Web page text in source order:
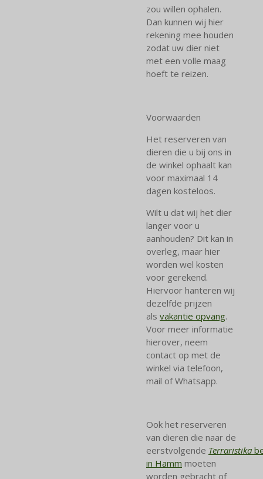
zou willen ophalen.
Dan kunnen wij hier
rekening mee houden
zodat uw dier niet
met een volle maag
hoeft te reizen.
Voorwaarden
Het reserveren van
dieren die u bij ons in
de winkel ophaalt kan
voor maximaal 14
dagen kosteloos.
Wilt u dat wij het dier
langer voor u
aanhouden? Dit kan in
overleg, maar hier
worden wel kosten
voor gerekend.
Hiervoor hanteren wij
dezelfde prijzen
als vakantie opvang.
Voor meer informatie
hierover, neem
contact op met de
winkel via telefoon,
mail of Whatsapp.
Ook het reserveren
van dieren die naar de
eerstvolgende Terraristika
in Hamm moeten
worden gebracht of